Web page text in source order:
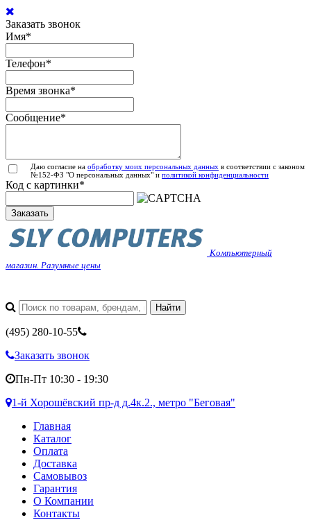
Заказать звонок
Имя*
Телефон*
Время звонка*
Сообщение*
Даю согласие на обработку моих персональных данных в соответствии с законом
№152-ФЗ "О персональных данных" и политикой конфиденциальности
Код с картинки*
Заказать
Компьютерный
магазин. Разумные цены
(495) 280-10-55
Заказать звонок
Пн-Пт 10:30 - 19:30
1-й Хорошёвский пр-д д.4к.2., метро "Беговая"
Главная
Каталог
Оплата
Доставка
Самовывоз
Гарантия
О Компании
Контакты